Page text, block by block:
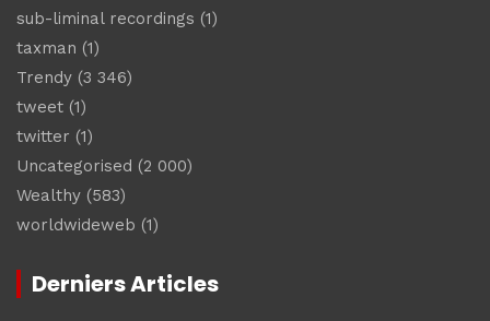
sub-liminal recordings (1)
taxman (1)
Trendy (3 346)
tweet (1)
twitter (1)
Uncategorised (2 000)
Wealthy (583)
worldwideweb (1)
Derniers Articles